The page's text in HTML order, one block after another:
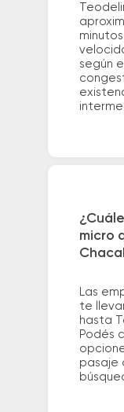
según
micro
Las
te
hasta
Podés
pasaje